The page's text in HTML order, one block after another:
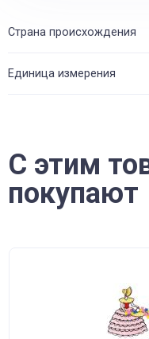
Страна происхождения
Единица измерения
С этим
покупают